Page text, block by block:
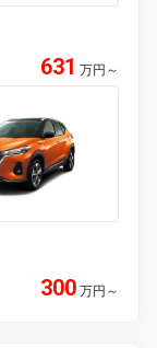
631 万円 ～
300 万円 ～